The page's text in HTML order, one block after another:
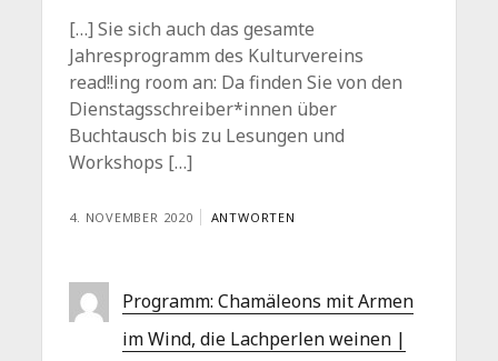
[…] Sie sich auch das gesamte
Jahresprogramm des Kulturvereins
read!!ing room an: Da finden Sie von den
Dienstagsschreiber*innen über
Buchtausch bis zu Lesungen und
Workshops […]
4. NOVEMBER 2020 ANTWORTEN
Programm: Chamäleons mit Armen
im Wind, die Lachperlen weinen |